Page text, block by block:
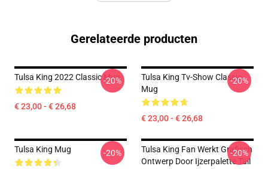
Gerelateerde producten
Tulsa King 2022 Classic Mug
€ 23,00 - € 26,68
-20%
Tulsa King Tv-Show Classic
Mug
€ 23,00 - € 26,68
-20%
Tulsa King Mug -20%
Tulsa King Fan Werkt Grafisch
Ontwerp Door Ijzerpalette Tall
-20%